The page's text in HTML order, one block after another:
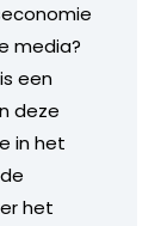
media?
een
deze
in het
het